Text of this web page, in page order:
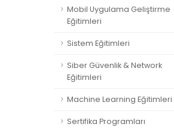
Mobil Uygulama Geliştirme
Eğitimleri
Sistem Eğitimleri
Siber Güvenlik & Network
Eğitimleri
Machine Learning Eğitimleri
Sertifika Programları